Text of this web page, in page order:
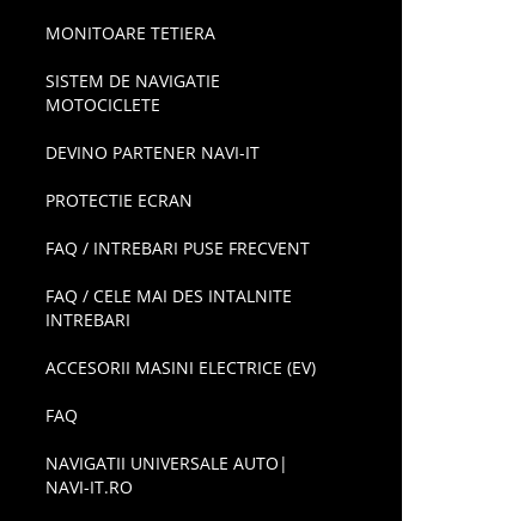
MONITOARE TETIERA
SISTEM DE NAVIGATIE
MOTOCICLETE
DEVINO PARTENER NAVI-IT
PROTECTIE ECRAN
FAQ / INTREBARI PUSE FRECVENT
FAQ / CELE MAI DES INTALNITE
INTREBARI
ACCESORII MASINI ELECTRICE (EV)
FAQ
NAVIGATII UNIVERSALE AUTO|
NAVI-IT.RO